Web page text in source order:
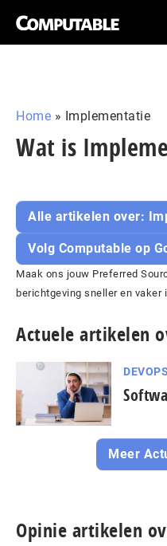
Home » Implementatie
Wat is
Alle artikelen over:
Volg Computable op
Maak ons jouw Preferred
berichtgeving sneller en vaker
Actuele artikelen
DEVOPS
Meer
Opinie artikelen